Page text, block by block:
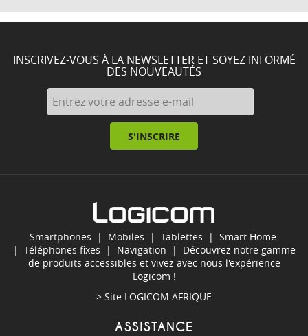
INSCRIVEZ-VOUS À LA NEWSLETTER ET SOYEZ INFORMÉ
DES NOUVEAUTÉS
S'INSCRIRE
Smartphones | Mobiles | Tablettes | Smart Home
| Téléphones fixes | Navigation | Découvrez notre gamme
de produits accessibles et vivez avec nous l'expérience
Logicom !
> Site LOGICOM AFRIQUE
ASSISTANCE